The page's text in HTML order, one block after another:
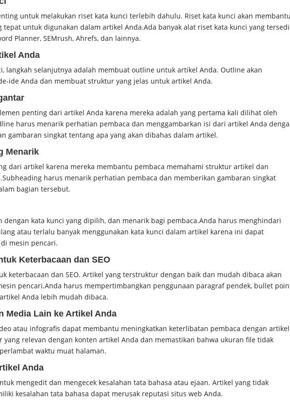
untuk melakukan riset kata kunci terlebih dahulu. Riset kata kunci akan membantu
tepat untuk digunakan dalam artikel Anda.Ada banyak alat riset kata kunci yang
Planner, SEMrush, Ahrefs, dan lainnya.
Anda
langkah selanjutnya adalah membuat outline untuk artikel Anda. Outline akan
ide Anda dan membuat struktur yang jelas untuk artikel Anda.
penting dari artikel Anda karena mereka adalah yang pertama kali dilihat oleh
harus menarik perhatian pembaca dan menggambarkan isi dari artikel Anda
gambaran singkat tentang apa yang akan dibahas dalam artikel.
Menarik
dari artikel karena mereka membantu pembaca memahami struktur artikel dan
Subheading harus menarik perhatian pembaca dan memberikan gambaran singkat
bagian tersebut.
kata kunci yang dipilih, dan menarik bagi pembaca.Anda harus menghindari
atau terlalu banyak menggunakan kata kunci dalam artikel karena ini dapat
mesin pencari.
Keterbacaan dan SEO
keterbacaan dan SEO. Artikel yang terstruktur dengan baik dan mudah dibaca akan
pencari.Anda harus mempertimbangkan penggunaan paragraf pendek, bullet
Anda lebih mudah dibaca.
Media Lain ke Artikel Anda
atau infografis dapat membantu meningkatkan keterlibatan pembaca dengan artikel
relevan dengan konten artikel Anda dan memastikan bahwa ukuran file tidak
waktu muat halaman.
Anda
mengedit dan mengecek kesalahan tata bahasa atau ejaan. Artikel yang tidak
kesalahan tata bahasa dapat merusak reputasi situs web Anda.